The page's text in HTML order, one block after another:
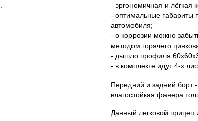
- эргономичная и лёгкая
- оптимальные габариты
автомобиля;
- о коррозии можно
методом горячего
- дышло профиля
- в комплекте идут 4-х
Передний и задний борт
влагостойкая фанера
Данный легковой